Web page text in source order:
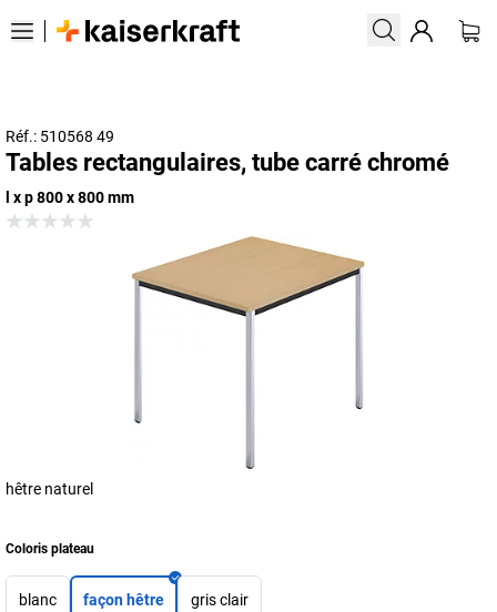
Réf.: 510568 49
Tables rectangulaires, tube carré chromé
l x p 800 x 800 mm
hêtre naturel
Coloris plateau
blanc façon hêtre gris clair